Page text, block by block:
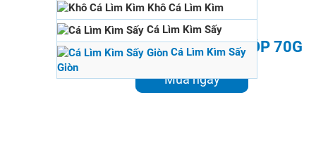
Khô Cá Lìm Kìm
Cá Lìm Kìm Sấy
Cá Lìm Kìm Sấy
Giòn
CÁ LÌM KÌM SẤY GIÒN HỘP 70G
Mua ngay
0916 919 954